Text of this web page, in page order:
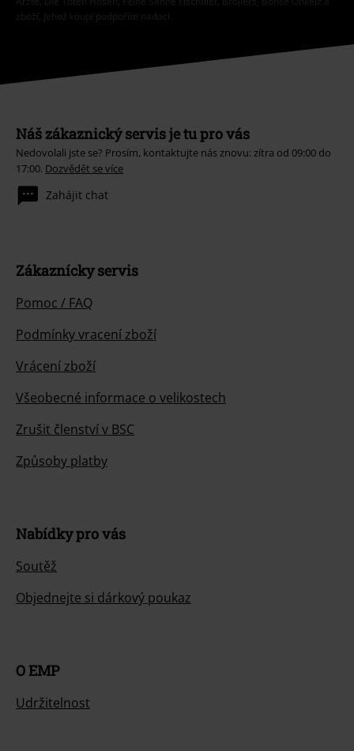
zboží, jehož koupí podpoříte nadaci.
Náš zákaznický servis je tu pro vás
Nedovolali jste se? Prosím, kontaktujte nás znovu: zítra od 09:00 do
17:00. Dozvědět se více
Zahájit chat
Zákaznícky servis
Pomoc / FAQ
Podmínky vracení zboží
Vrácení zboží
Všeobecné informace o velikostech
Zrušit členství v BSC
Způsoby platby
Nabídky pro vás
Soutěž
Objednejte si dárkový poukaz
O EMP
Udržitelnost